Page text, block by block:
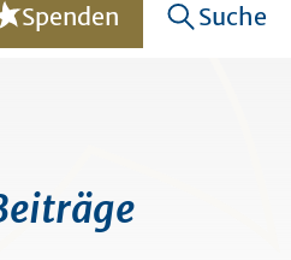
Spenden Suche